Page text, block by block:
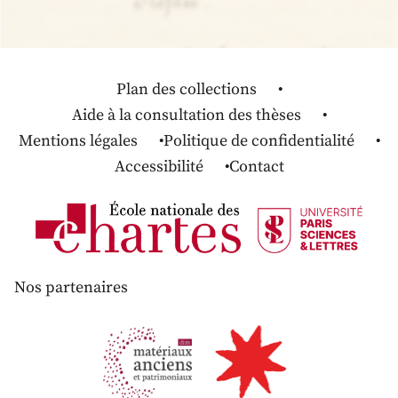
Plan des collections
Aide à la consultation des thèses
Mentions légales
Politique de confidentialité
Accessibilité
Contact
Nos partenaires